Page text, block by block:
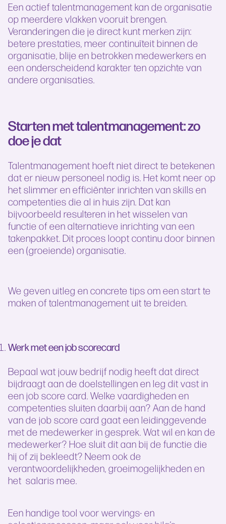
Een actief talentmanagement kan de organisatie
op meerdere vlakken vooruit brengen.
Veranderingen die je direct kunt merken zijn:
betere prestaties, meer continuïteit binnen de
organisatie, blije en betrokken medewerkers en
een onderscheidend karakter ten opzichte van
andere organisaties.
Starten met talentmanagement: zo
doe je dat
Talentmanagement hoeft niet direct te betekenen
dat er nieuw personeel nodig is. Het komt neer op
het slimmer en efficiënter inrichten van skills en
competenties die al in huis zijn. Dat kan
bijvoorbeeld resulteren in het wisselen van
functie of een alternatieve inrichting van een
takenpakket. Dit proces loopt continu door binnen
een (groeiende) organisatie.
We geven uitleg en concrete tips om een start te
maken of talentmanagement uit te breiden.
Werk met een job scorecard
Bepaal wat jouw bedrijf nodig heeft dat direct
bijdraagt aan de doelstellingen en leg dit vast in
een job score card. Welke vaardigheden en
competenties sluiten daarbij aan? Aan de hand
van de job score card gaat een leidinggevende
met de medewerker in gesprek. Wat wil en kan de
medewerker? Hoe sluit dit aan bij de functie die
hij of zij bekleedt? Neem ook de
verantwoordelijkheden, groeimogelijkheden en
het salaris mee.
Een handige tool voor wervings- en